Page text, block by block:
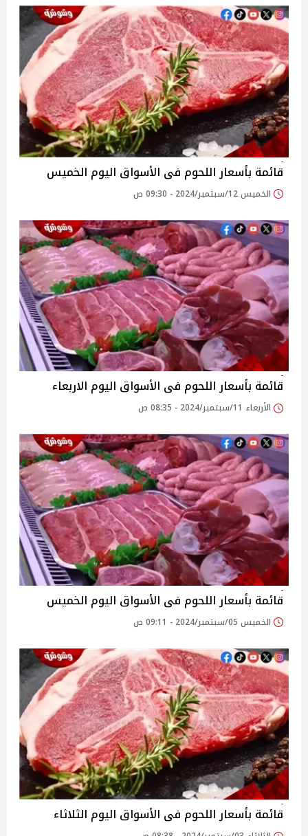
قائمة بأسعار اللحوم فى الأسواق اليوم الخميس
الخميس 12/سبتمبر/2024 - 09:30 ص
قائمة بأسعار اللحوم فى الأسواق اليوم الاربعاء
الأربعاء 11/سبتمبر/2024 - 08:35 ص
قائمة بأسعار اللحوم فى الأسواق اليوم الخميس
الخميس 05/سبتمبر/2024 - 09:11 ص
قائمة بأسعار اللحوم فى الأسواق اليوم الثلاثاء